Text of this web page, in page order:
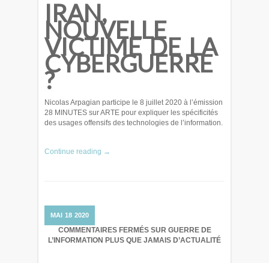
IRAN,
NOUVELLE
VICTIME DE LA
CYBERGUERRE
?
Nicolas Arpagian participe le 8 juillet 2020 à l’émission
28 MINUTES sur ARTE pour expliquer les spécificités
des usages offensifs des technologies de l’information.
Continue reading →
MAI 18 2020
COMMENTAIRES FERMÉSSUR GUERRE DE
L’INFORMATION PLUS QUE JAMAIS D’ACTUALITÉ